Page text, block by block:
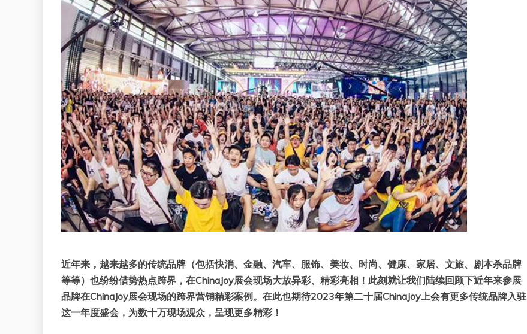
近年来，越来越多的传统品牌（包括快消、金融、汽车、服饰、美妆、时尚、健康、家居、文旅、剧本杀品牌
等等）也纷纷借势热点跨界，在ChinaJoy展会现场大放异彩、精彩亮相！此刻就让我们陆续回顾下近年来参展
品牌在ChinaJoy展会现场的跨界营销精彩案例。在此也期待2023年第二十届ChinaJoy上会有更多传统品牌入驻
这一年度盛会，为数十万现场观众，呈现更多精彩！